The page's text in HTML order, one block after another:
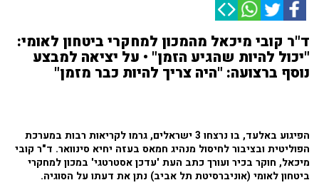
ד"ר קובי מיכאל מהמכון למחקרי ביטחון לאומי:
"יכול להיות שהגיע הזמן" • על יציאה למבצע
נוסף ברצועה: "היה צריך להיות כבר מזמן"
הפיגוע באלעד, בו נרצחו 3 ישראלים, גרמו לקריאות רבות במערכת
הפוליטית ובציבור לחיסול מנהיג חמאס בעזה יחיא סינוואר. ד"ר קובי
מיכאל, חוקר בכיר ועורך כתב העת 'עדכן אסטרטגי' במכון למחקרי
ביטחון לאומי (אוניברסיטת תל אביב) נתן את דעתו על הסוגיה.